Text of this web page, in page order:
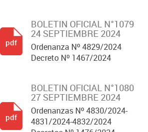
BOLETIN OFICIAL N°1079
24 SEPTIEMBRE 2024
Ordenanza Nº 4829/2024
Decreto Nº 1467/2024
pdf
BOLETIN OFICIAL N°1080
27 SEPTIEMBRE 2024
Ordenanzas Nº 4830/2024-
4831/2024-4832/2024
pdf